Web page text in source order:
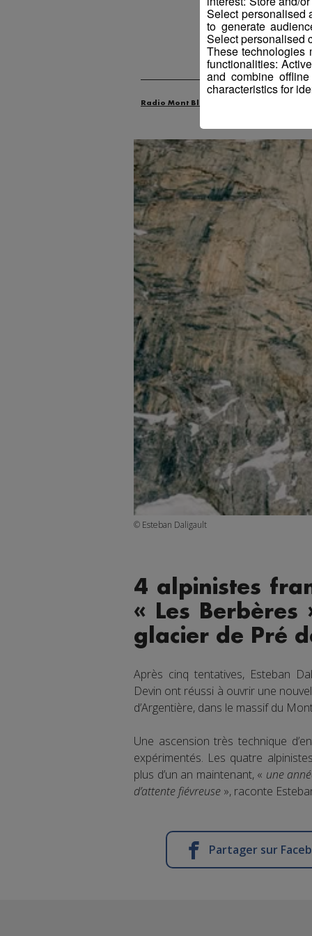
Publié par
Radio Mont Blanc
© Esteban Daligault
4 alpinistes
« Les
glacier de Pré
Après cinq tentatives, Esteban
Devin ont réussi à ouvrir une
d’Argentière, dans le massif du
Une ascension très technique
expérimentés. Les quatre
plus d’un an maintenant, « une
d’attente fiévreuse », raconte
Partager sur
Select personalised
to generate
Select personalised
These technologies
functionalities:
and combine
characteristics for